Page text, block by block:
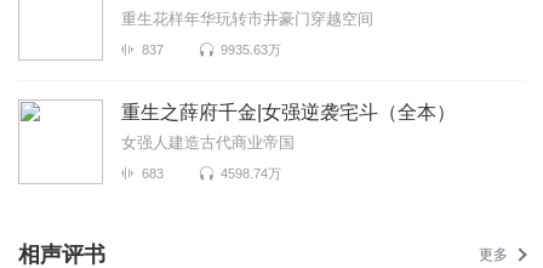
重生花样年华玩转市井豪门穿越空间
837 9935.63万
重生之薛府千金|女强逆袭宅斗（全本）
女强人建造古代商业帝国
683 4598.74万
相声评书 更多